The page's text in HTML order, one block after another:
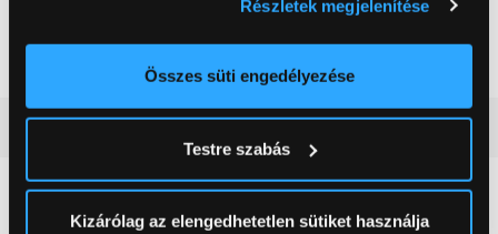
elhelyezkedéséről pár méteres pontossággal
Az Ön készülékén beazonosítása annak konkrét
módjairól és adja meg preferenciáit aRészletek
pontban. Bármikor módosíthatja vagy visszavonhatja a
Sütinyilatkozathoz való hozzájárulását.
Részletek megjelenítése
Összes süti engedélyezése
Testre szabás
Kizárólag az elengedhetetlen sütiket használja
kombinált hűtőszekrény
Vásárlói vélemények
0